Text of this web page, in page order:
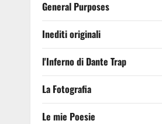
General Purposes
Inediti originali
l'Inferno di Dante Trap
La Fotografia
Le mie Poesie